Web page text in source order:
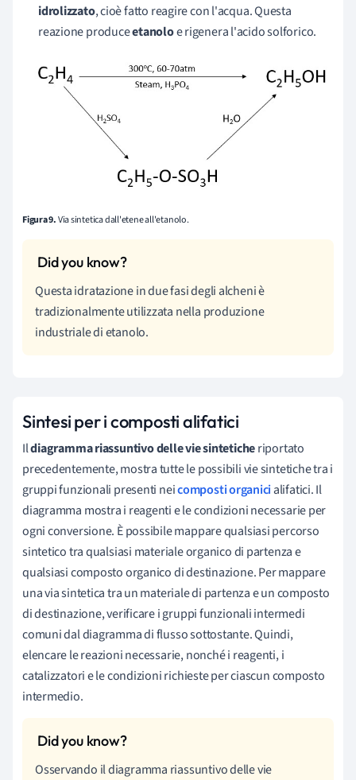
idrolizzato, cioè fatto reagire con l'acqua. Questa
reazione produceetanoloe rigenera l'acido solforico.
Figura 9.Via sintetica dall'etene all'etanolo.
Questa idratazione in due fasi degli alcheni è
tradizionalmente utilizzata nella produzione
industriale di etanolo.
Sintesi per i composti alifatici
Ildiagramma riassuntivo delle vie sinteticheriportato
precedentemente, mostra tutte le possibili vie sintetiche tra i
gruppi funzionali presenti neicomposti organicialifatici. Il
diagramma mostra i reagenti e le condizioni necessarie per
ogni conversione. È possibile mappare qualsiasi percorso
sintetico tra qualsiasi materiale organico di partenza e
qualsiasi composto organico di destinazione. Per mappare
una via sintetica tra un materiale di partenza e un composto
di destinazione, verificare i gruppi funzionali intermedi
comuni dal diagramma di flusso sottostante. Quindi,
elencare le reazioni necessarie, nonché i reagenti, i
catalizzatori e le condizioni richieste per ciascun composto
intermedio.
Osservando il diagramma riassuntivo delle vie